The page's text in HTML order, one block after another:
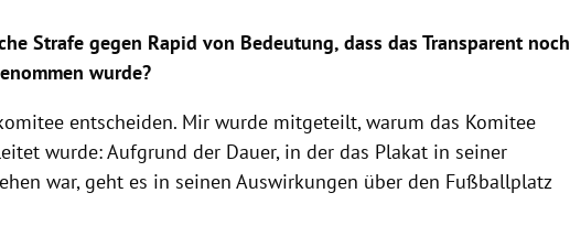
Strafe gegen Rapid von Bedeutung, dass das Transparent noch
wurde?
entscheiden. Mir wurde mitgeteilt, warum das Komitee
wurde: Aufgrund der Dauer, in der das Plakat in seiner
war, geht es in seinen Auswirkungen über den Fußballplatz